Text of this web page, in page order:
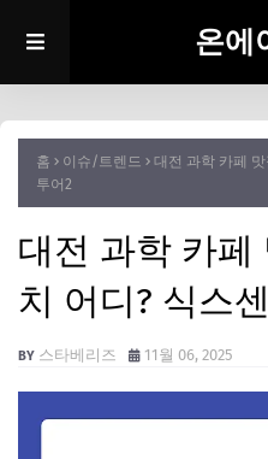
온에
홈 이슈/트렌드
대전 과학 카페
투어2
대전 과학 카페
치 어디? 식스
스타베리즈 11월 06, 2025